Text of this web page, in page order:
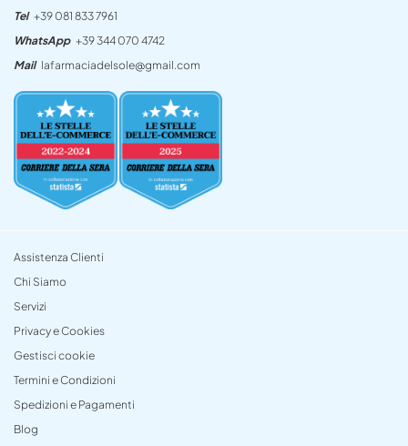
Tel +39 081 833 7961
WhatsApp +39 344 070 4742
Mail lafarmaciadelsole@gmail.com
Assistenza Clienti
Chi Siamo
Servizi
Privacy e Cookies
Gestisci cookie
Termini e Condizioni
Spedizioni e Pagamenti
Blog